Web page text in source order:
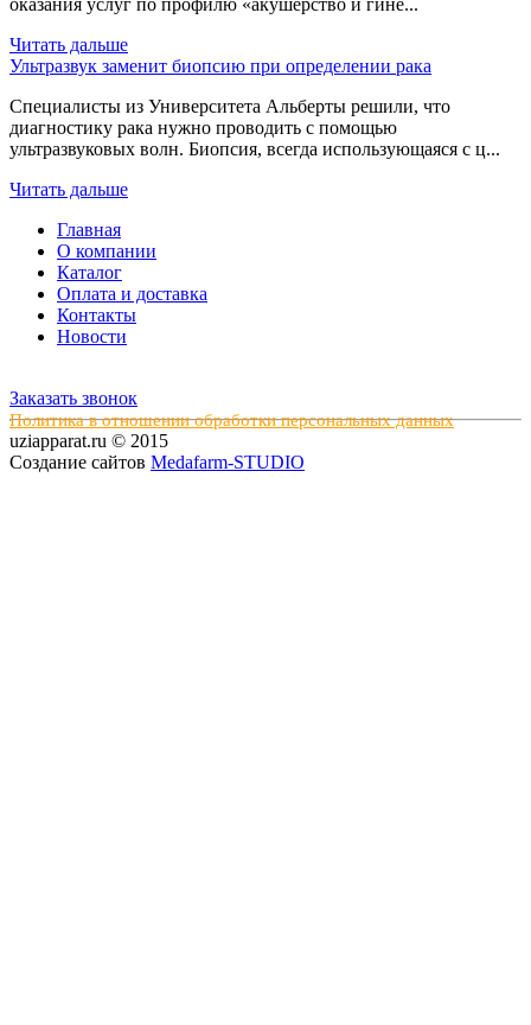
Читать дальше
Ультразвук заменит биопсию при определении рака
Специалисты из Университета Альберты решили, что
диагностику рака нужно проводить с помощью
ультразвуковых волн. Биопсия, всегда использующаяся с ц...
Читать дальше
Главная
О компании
Каталог
Оплата и доставка
Контакты
Новости
Заказать звонок
Политика в отношении обработки персональных данных
uziapparat.ru © 2015
Создание сайтов Medafarm-STUDIO